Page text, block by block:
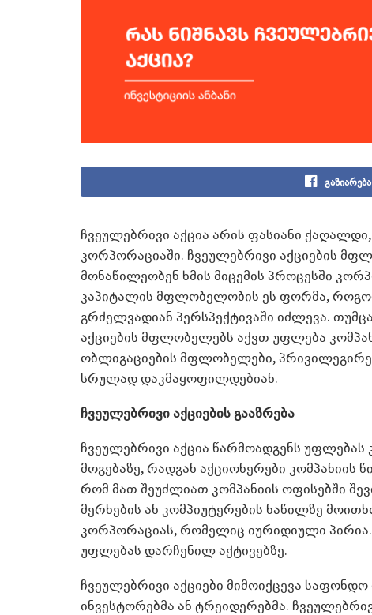
გაზიარება
ჩვეულებრივი აქცია არის ფასიანი
კორპორაციაში. ჩვეულებრივი აქციების
მონაწილეობენ ხმის მიცემის პროცესში
კაპიტალის მფლობელობის ეს ფორმა,
გრძელვადიან პერსპექტივაში იძლევა.
აქციების მფლობელებს აქვთ უფლება
ობლიგაციების მფლობელები,
სრულად დაკმაყოფილდებიან.
ჩვეულებრივი აქციების გააზრება
ჩვეულებრივი აქცია წარმოადგენს
მოგებაზე, რადგან აქციონერები კომპანიის
რომ მათ შეუძლიათ კომპანიის ოფისებში
მერხების ან კომპიუტერების ნაწილზე
კორპორაციას, რომელიც იურიდიული
უფლებას დარჩენილ აქტივებზე.
ჩვეულებრივი აქციები მიმოიქცევა
ინვესტორებმა ან ტრეიდერებმა.